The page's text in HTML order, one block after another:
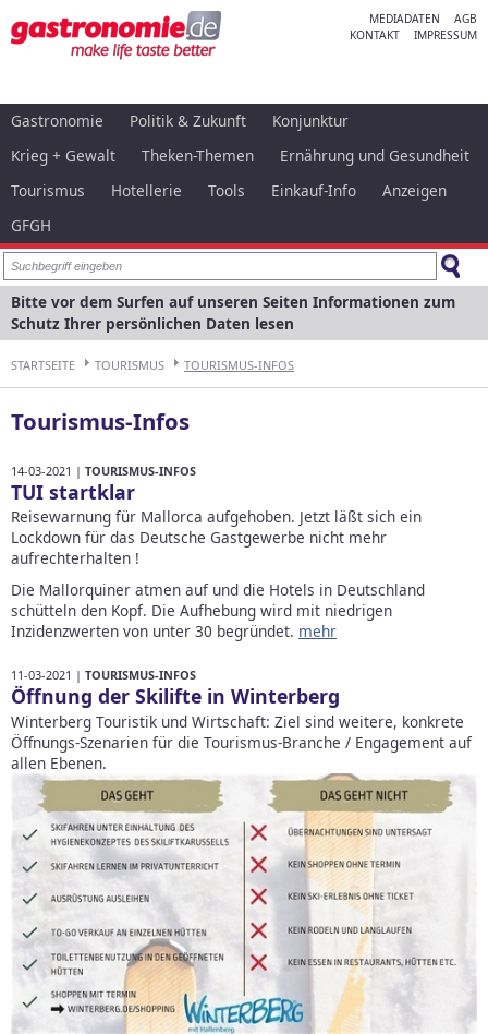
MEDIADATEN
AGB
KONTAKT
IMPRESSUM
Gastronomie Politik & Zukunft
Konjunktur
Krieg + Gewalt
Theken-Themen
Ernährung und Gesundheit
Tourismus
Hotellerie Tools Einkauf-Info
Anzeigen
GFGH
Bitte vor dem Surfen auf unseren Seiten Informationen zum
Schutz Ihrer persönlichen Daten lesen
STARTSEITE TOURISMUS TOURISMUS-INFOS
Tourismus-Infos
14-03-2021 | TOURISMUS-INFOS
TUI startklar
Reisewarnung für Mallorca aufgehoben. Jetzt läßt sich ein
Lockdown für das Deutsche Gastgewerbe nicht mehr
aufrechterhalten !
Die Mallorquiner atmen auf und die Hotels in Deutschland
schütteln den Kopf. Die Aufhebung wird mit niedrigen
Inzidenzwerten von unter 30 begründet. mehr
11-03-2021 | TOURISMUS-INFOS
Öffnung der Skilifte in Winterberg
Winterberg Touristik und Wirtschaft: Ziel sind weitere, konkrete
Öffnungs-Szenarien für die Tourismus-Branche / Engagement auf
allen Ebenen.